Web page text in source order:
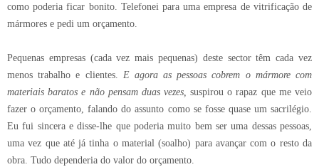
como poderia ficar bonito. Telefonei para uma empresa de vitrificação de
mármores e pedi um orçamento.
Pequenas empresas (cada vez mais pequenas) deste sector têm cada vez
menos trabalho e clientes.
E agora as pessoas cobrem o mármore com
materiais baratos e não pensam duas vezes, suspirou o rapaz que me veio
fazer o orçamento, falando do assunto como se fosse quase um sacrilégio.
Eu fui sincera e disse-lhe que poderia muito bem ser uma dessas pessoas,
uma vez que até já tinha o material (soalho) para avançar com o resto da
obra. Tudo dependeria do valor do orçamento.